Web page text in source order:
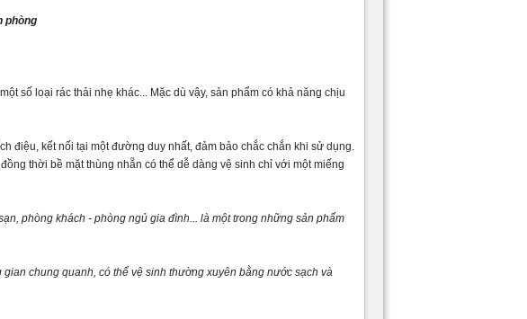
phòng
số loại rác thải nhẹ khác... Mặc dù vậy, sản phẩm có khả năng chịu
điệu, kết nối tại một đường duy nhất, đảm bảo chắc chắn khi sử dụng.
thời bề mặt thùng nhẵn có thể dễ dàng vệ sinh chỉ với một miếng
phòng khách - phòng ngủ gia đình... là một trong những sản phẩm
chung quanh, có thể vệ sinh thường xuyên bằng nước sạch và